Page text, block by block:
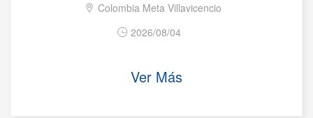
Colombia Meta Villavicencio
2026/08/04
Ver Más